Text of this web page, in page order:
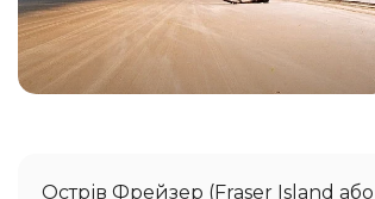
Острів Фрейзер (Fraser Island або Great Sandy Island) – найбільший піщаний острів у світі, розташований біля